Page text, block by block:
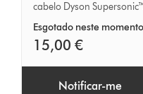
cabelo Dyson
Esgotado neste momento
15,00 €
Notificar-me